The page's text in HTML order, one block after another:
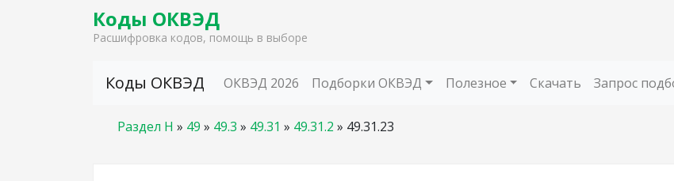
Коды ОКВЭД
Расшифровка кодов, помощь в выборе
Коды ОКВЭД ОКВЭД 2026 Подборки ОКВЭД Полезное Скачать Запрос
Раздел H » 49 » 49.3 » 49.31 » 49.31.2 » 49.31.23